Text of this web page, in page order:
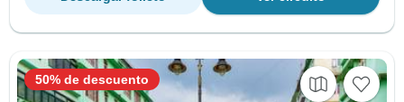
50% de descuento